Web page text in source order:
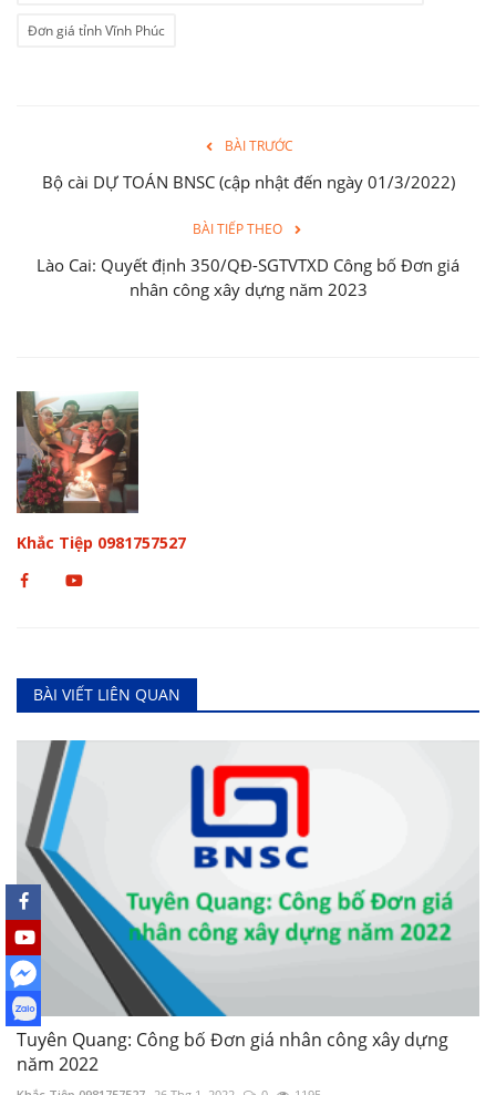
Đơn giá tỉnh Vĩnh Phúc
BÀI TRƯỚC
Bộ cài DỰ TOÁN BNSC (cập nhật đến ngày 01/3/2022)
BÀI TIẾP THEO
Lào Cai: Quyết định 350/QĐ-SGTVTXD Công bố Đơn giá
nhân công xây dựng năm 2023
Khắc Tiệp 0981757527
BÀI VIẾT LIÊN QUAN
Tuyên Quang: Công bố Đơn giá nhân công xây dựng
năm 2022